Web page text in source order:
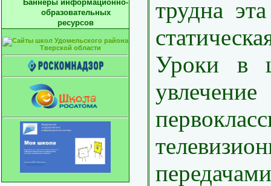
Баннеры информационно-
образовательных
ресурсов
трудна
Уроки в